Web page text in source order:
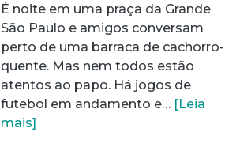
É noite em uma praça da Grande
São Paulo e amigos conversam
perto de uma barraca de cachorro-
quente. Mas nem todos estão
atentos ao papo. Há jogos de
futebol em andamento e… [Leia
mais]